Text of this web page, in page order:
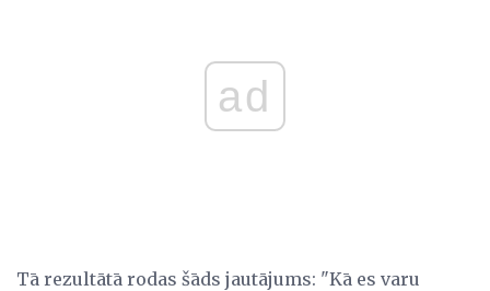
ad
Tā rezultātā rodas šāds jautājums: "Kā es varu